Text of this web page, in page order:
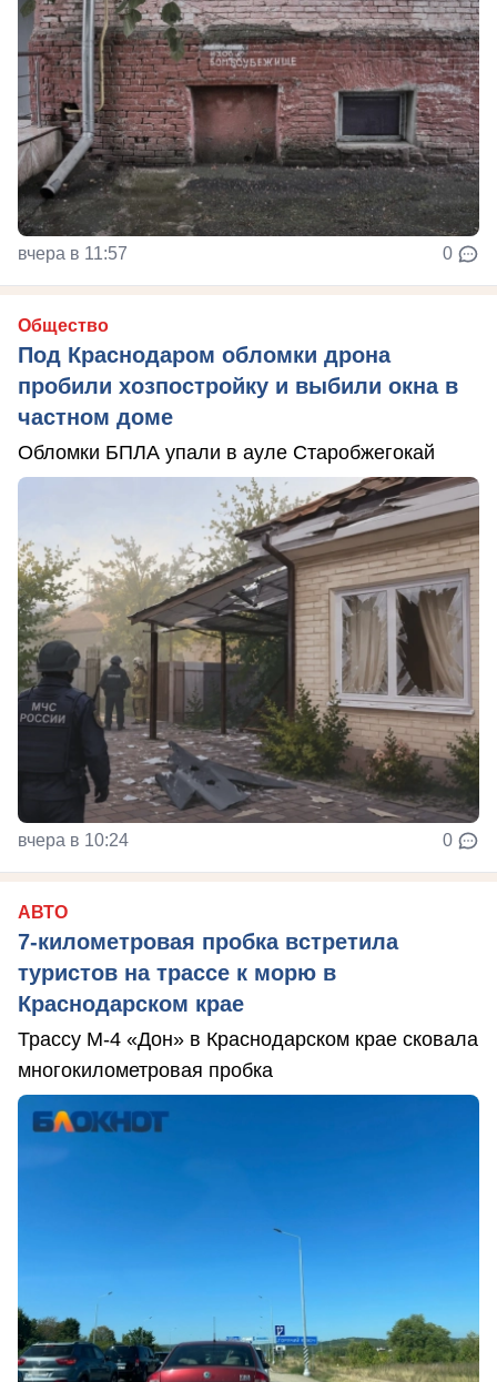
вчера в 11:57 0
Общество
Под Краснодаром обломки дрона
пробили хозпостройку и выбили окна в
частном доме
Обломки БПЛА упали в ауле Старобжегокай
вчера в 10:24 0
АВТО
7-километровая пробка встретила
туристов на трассе к морю в
Краснодарском крае
Трассу М-4 «Дон» в Краснодарском крае сковала
многокилометровая пробка